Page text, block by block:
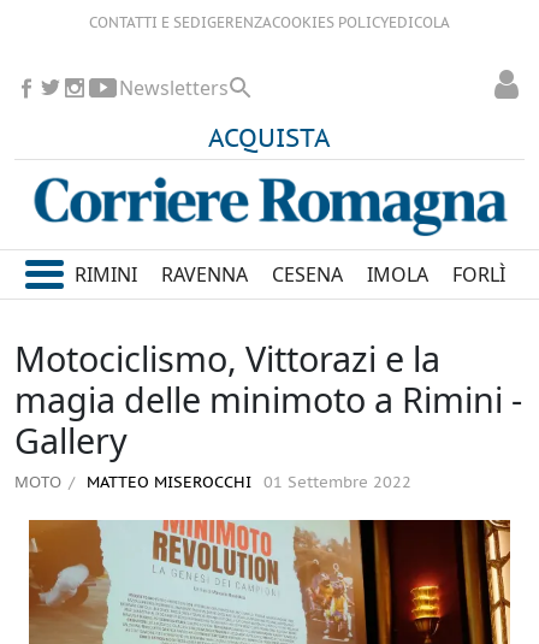
CONTATTI E SEDIGERENZACOOKIES POLICYEDICOLA
ACQUISTA
Newsletters
RIMINI RAVENNA CESENA IMOLA FORLÌ
Motociclismo, Vittorazi e la
magia delle minimoto a Rimini -
Gallery
MOTO MATTEO MISEROCCHI 01 Settembre 2022